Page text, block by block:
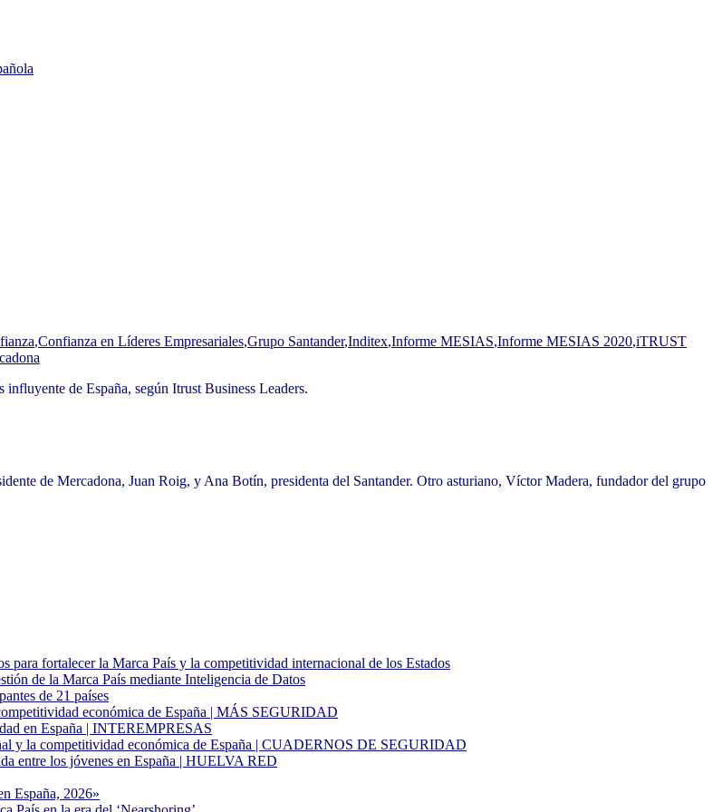
,Confianza en Líderes Empresariales,Grupo Santander,Inditex,Informe MESIAS,Informe MESIAS 2020,iTRUST
de España, según Itrust Business Leaders.
de Mercadona, Juan Roig, y Ana Botín, presidenta del Santander. Otro asturiano, Víctor Madera, fundador del grupo
fortalecer la Marca País y la competitividad internacional de los Estados
de la Marca País mediante Inteligencia de Datos
de 21 países
económica de España | MÁS SEGURIDAD
en España | INTEREMPRESAS
y la competitividad económica de España | CUADERNOS DE SEGURIDAD
entre los jóvenes en España | HUELVA RED
España, 2026»